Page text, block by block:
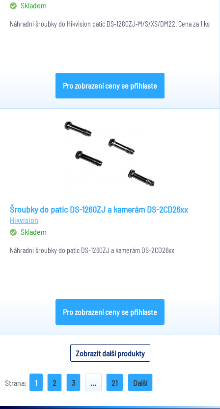
Skladem
Náhradní šroubky do Hikvision patic DS-1280ZJ-M/S/XS/DM22. Cena za 1 ks
Pro zobrazení ceny se přihlaste
Šroubky do patic DS-1260ZJ a kamerám DS-2CD26xx
Hikvision
Skladem
Náhradní šroubky do patic DS-1260ZJ a kamerám DS-2CD26xx
Pro zobrazení ceny se přihlaste
Zobrazit další produkty
Strana: 1 2 3 ... 21 Další